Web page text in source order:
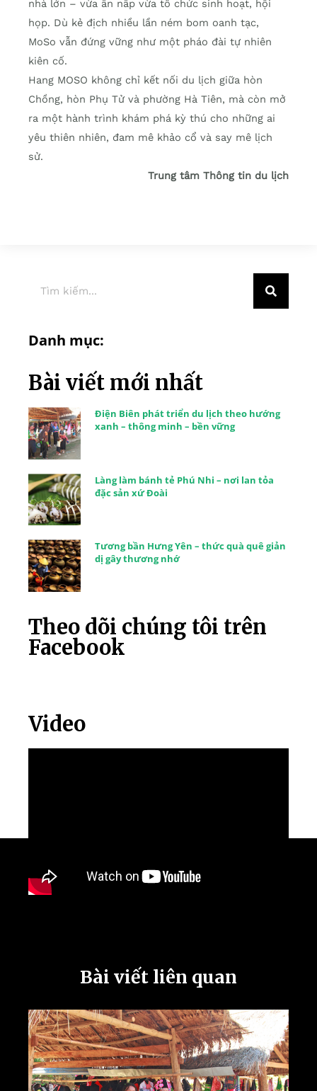
nhà lớn – vừa ẩn nấp vừa tổ chức sinh hoạt, hội
họp. Dù kẻ địch nhiều lần ném bom oanh tạc,
MoSo vẫn đứng vững như một pháo đài tự nhiên
kiên cố.
Hang MOSO không chỉ kết nối du lịch giữa hòn
Chồng, hòn Phụ Tử và phường Hà Tiên, mà còn mở
ra một hành trình khám phá kỳ thú cho những ai
yêu thiên nhiên, đam mê khảo cổ và say mê lịch
sử.
Trung tâm Thông tin du lịch
Danh mục:
Bài viết mới nhất
Điện Biên phát triển du lịch theo hướng
xanh – thông minh – bền vững
Làng làm bánh tẻ Phú Nhi – nơi lan tỏa
đặc sản xứ Đoài
Tương bần Hưng Yên – thức quà quê giản
dị gây thương nhớ
Theo dõi chúng tôi trên
Facebook
Video
Bài viết liên quan